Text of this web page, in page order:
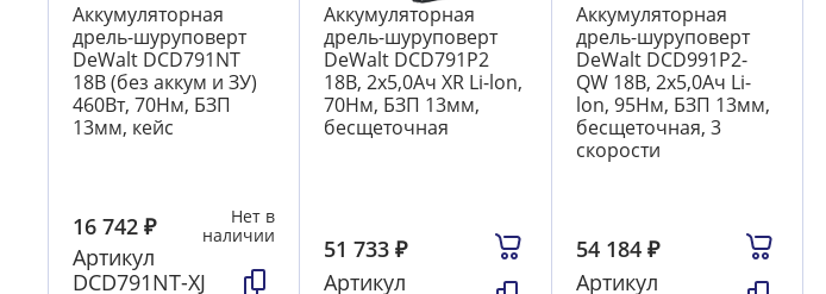
Аккумуляторная
дрель-шуруповерт
DeWalt DCD791NT
18В (без аккум и ЗУ)
460Вт, 70Нм, БЗП
13мм, кейс
16 742 ₽
Нет в
наличии
Артикул
DCD791NT-XJ
Аккумуляторная
дрель-шуруповерт
DeWalt DCD791P2
18В, 2х5,0Ач XR Li-lon,
70Нм, БЗП 13мм,
бесщеточная
51 733₽
Артикул
Аккумуляторная
дрель-шуруповерт
DeWalt DCD991P2-
QW 18В, 2х5,0Ач Li-
lon, 95Нм, БЗП 13мм,
бесщеточная, 3
скорости
54 184 ₽
Артикул